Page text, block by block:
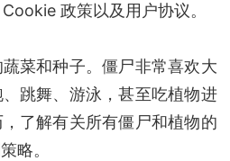
政策以及用户协议。
菜和种子。僵尸非常喜欢大
跳舞、游泳，甚至吃植物进
了解有关所有僵尸和植物的
略。